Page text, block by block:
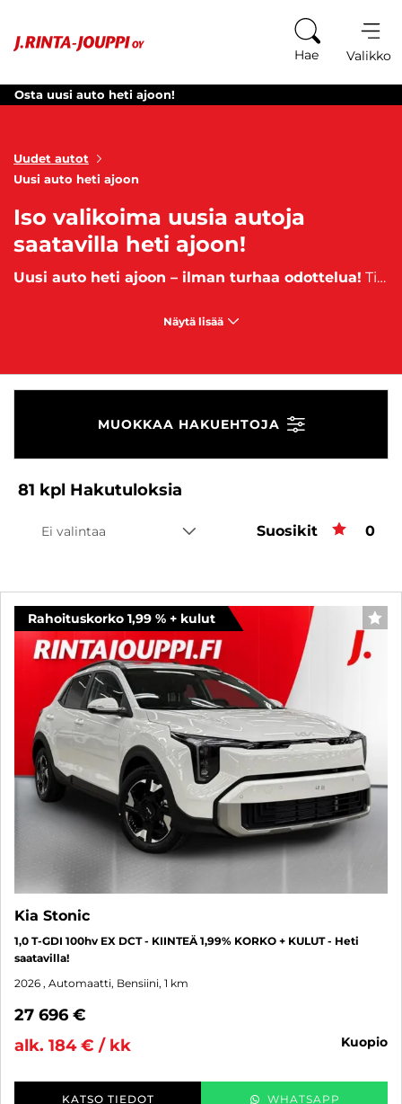
Hae Valikko
Osta uusi auto heti ajoon!
Uudet autot
Uusi auto heti ajoon
Iso valikoima uusia autoja
saatavilla heti ajoon!
Uusi auto heti ajoon – ilman turhaa odottelua! Tiedämme, kuinka turhauttavaa voi olla odottaa uutta autoa viikkoja tai jopa kuukausia. J. Rinta-Joupilla löydät laajan valikoiman uusia, käyttämättömiä autoja, jotka ovat valmiina sinua varten. Miksi odottaa, kun voit lähteä uudella autolla liikkeestä jopa tänään? Nopea toimituksemme takaa, että saat autosi käyttöösi ilman viivästyksiä. Useat mallit ovat heti noudettavissa varastostamme. Pidämme huolta siitä, että kaupanteko on sinulle helppo ja vaivaton alusta loppuun. Kaikki tämä mahdollistaa sen, että voit aloittaa ajamisen nopeammin kuin koskaan.
Näytä lisää
MUOKKAA HAKUEHTOJA
81 kpl Hakutuloksia
Ei valintaa Suosikit 0
Rahoituskorko 1,99 % + kulut
Kia Stonic
1,0 T-GDI 100hv EX DCT - KIINTEÄ 1,99% KORKO + KULUT - Heti
saatavilla!
2026 , Automaatti, Bensiini, 1 km
27 696 €
alk. 184 € / kk
kuopio
KATSO TIEDOT WHATSAPP